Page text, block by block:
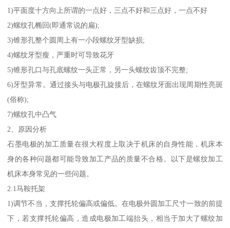
1)平面度十方向上所谓的一点好，三点不好和三点好，一点不好
2)螺纹孔椭回(即通常说的扁);
3)锥形孔整个圆周上有一小段螺纹牙型缺损;
4)螺纹牙型瘦，严重时可导致花牙
5)锥形孔口与孔底螺纹一头正常，另一头螺纹齿顶不完整;
6)牙型异常。通过接头与电极孔旋接后，在螺纹牙面出现周期性亮斑
(俗称);
7)螺纹孔中凸气
2、原因分析
石墨电极的加工质量在很大程度上取决于机床的自身性能，机床本
身的各种问题都可能导致加工产品的质量不合格。以下是螺纹加工
机床本身常见的一些问题。
2.1马鞍托架
1)调节不当，支撑托轮偏高或偏低。在电极外圆加工尺寸一致的前提
下，若支撑托轮偏高，造成电极加工端抬头，相当于加大了螺纹加